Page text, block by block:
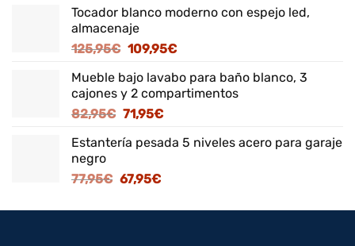
Tocador blanco moderno con espejo led,
almacenaje
125,95€ El
original
era:
125,95€.
109,95€El
actual
es:
Mueble bajo lavabo para baño blanco, 3
cajones y 2 compartimentos
82,95€ El
original
82,95€.
71,95€El
actual
Estantería pesada 5 niveles acero para garaje
negro
77,95€ El
original
67,95€El
actual